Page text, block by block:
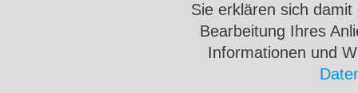
Sie erklären sich
Bearbeitung Ihres
Informationen und